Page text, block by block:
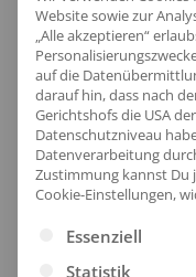
Praktischer
Der untere Saum
nicht nur einen
Website sowie zur
„Alle akzeptieren“
auf die
darauf hin, dass nach
Gerichtshofs die USA
Datenschutzniveau
Datenverarbeitung
Zustimmung kannst Du
Cookie-Einstellungen,
Es folgt eine
Essenziell
Statistik